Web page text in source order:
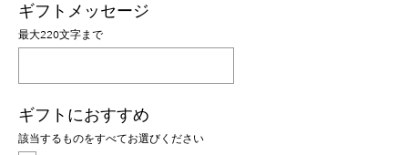
ギフトメッセージ
最大220文字まで
ギフトにおすすめ
該当するものをすべてお選びください